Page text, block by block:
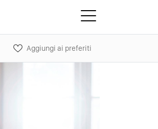
Aggiungi ai preferiti